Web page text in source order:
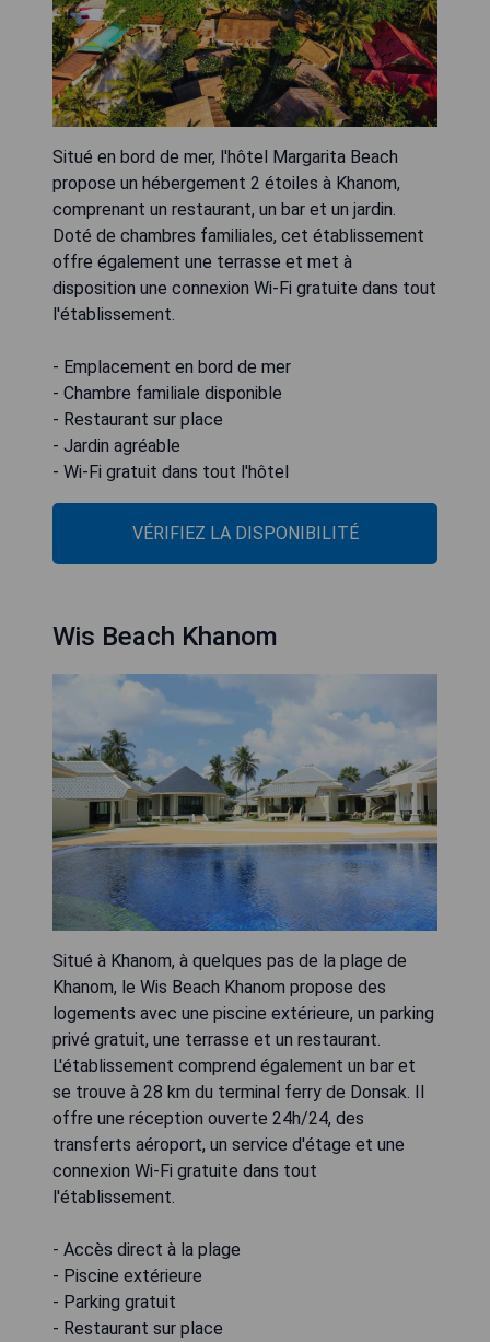
Situé en bord de mer, l'hôtel Margarita Beach
propose un hébergement 2 étoiles à Khanom,
comprenant un restaurant, un bar et un jardin.
Doté de chambres familiales, cet établissement
offre également une terrasse et met à
disposition une connexion Wi-Fi gratuite dans tout
l'établissement.
- Emplacement en bord de mer
- Chambre familiale disponible
- Restaurant sur place
- Jardin agréable
- Wi-Fi gratuit dans tout l'hôtel
VÉRIFIEZ LA DISPONIBILITÉ
Wis Beach Khanom
Situé à Khanom, à quelques pas de la plage de
Khanom, le Wis Beach Khanom propose des
logements avec une piscine extérieure, un parking
privé gratuit, une terrasse et un restaurant.
L'établissement comprend également un bar et
se trouve à 28 km du terminal ferry de Donsak. Il
offre une réception ouverte 24h/24, des
transferts aéroport, un service d'étage et une
connexion Wi-Fi gratuite dans tout
l'établissement.
- Accès direct à la plage
- Piscine extérieure
- Parking gratuit
- Restaurant sur place